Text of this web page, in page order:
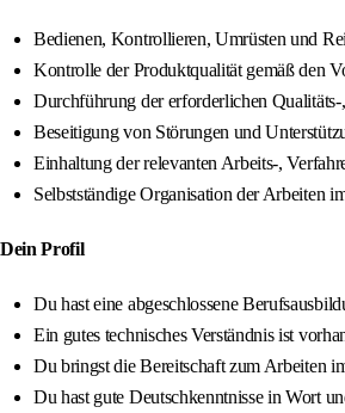
Bedienen, Kontrollieren, Umrüsten und
Kontrolle der Produktqualität gemäß den
Durchführung der erforderlichen
Beseitigung von Störungen und
Einhaltung der relevanten Arbeits-,
Selbstständige Organisation der Arbeiten
Dein Profil
Du hast eine abgeschlossene
Ein gutes technisches Verständnis ist
Du bringst die Bereitschaft zum Arbeiten
Du hast gute Deutschkenntnisse in Wort